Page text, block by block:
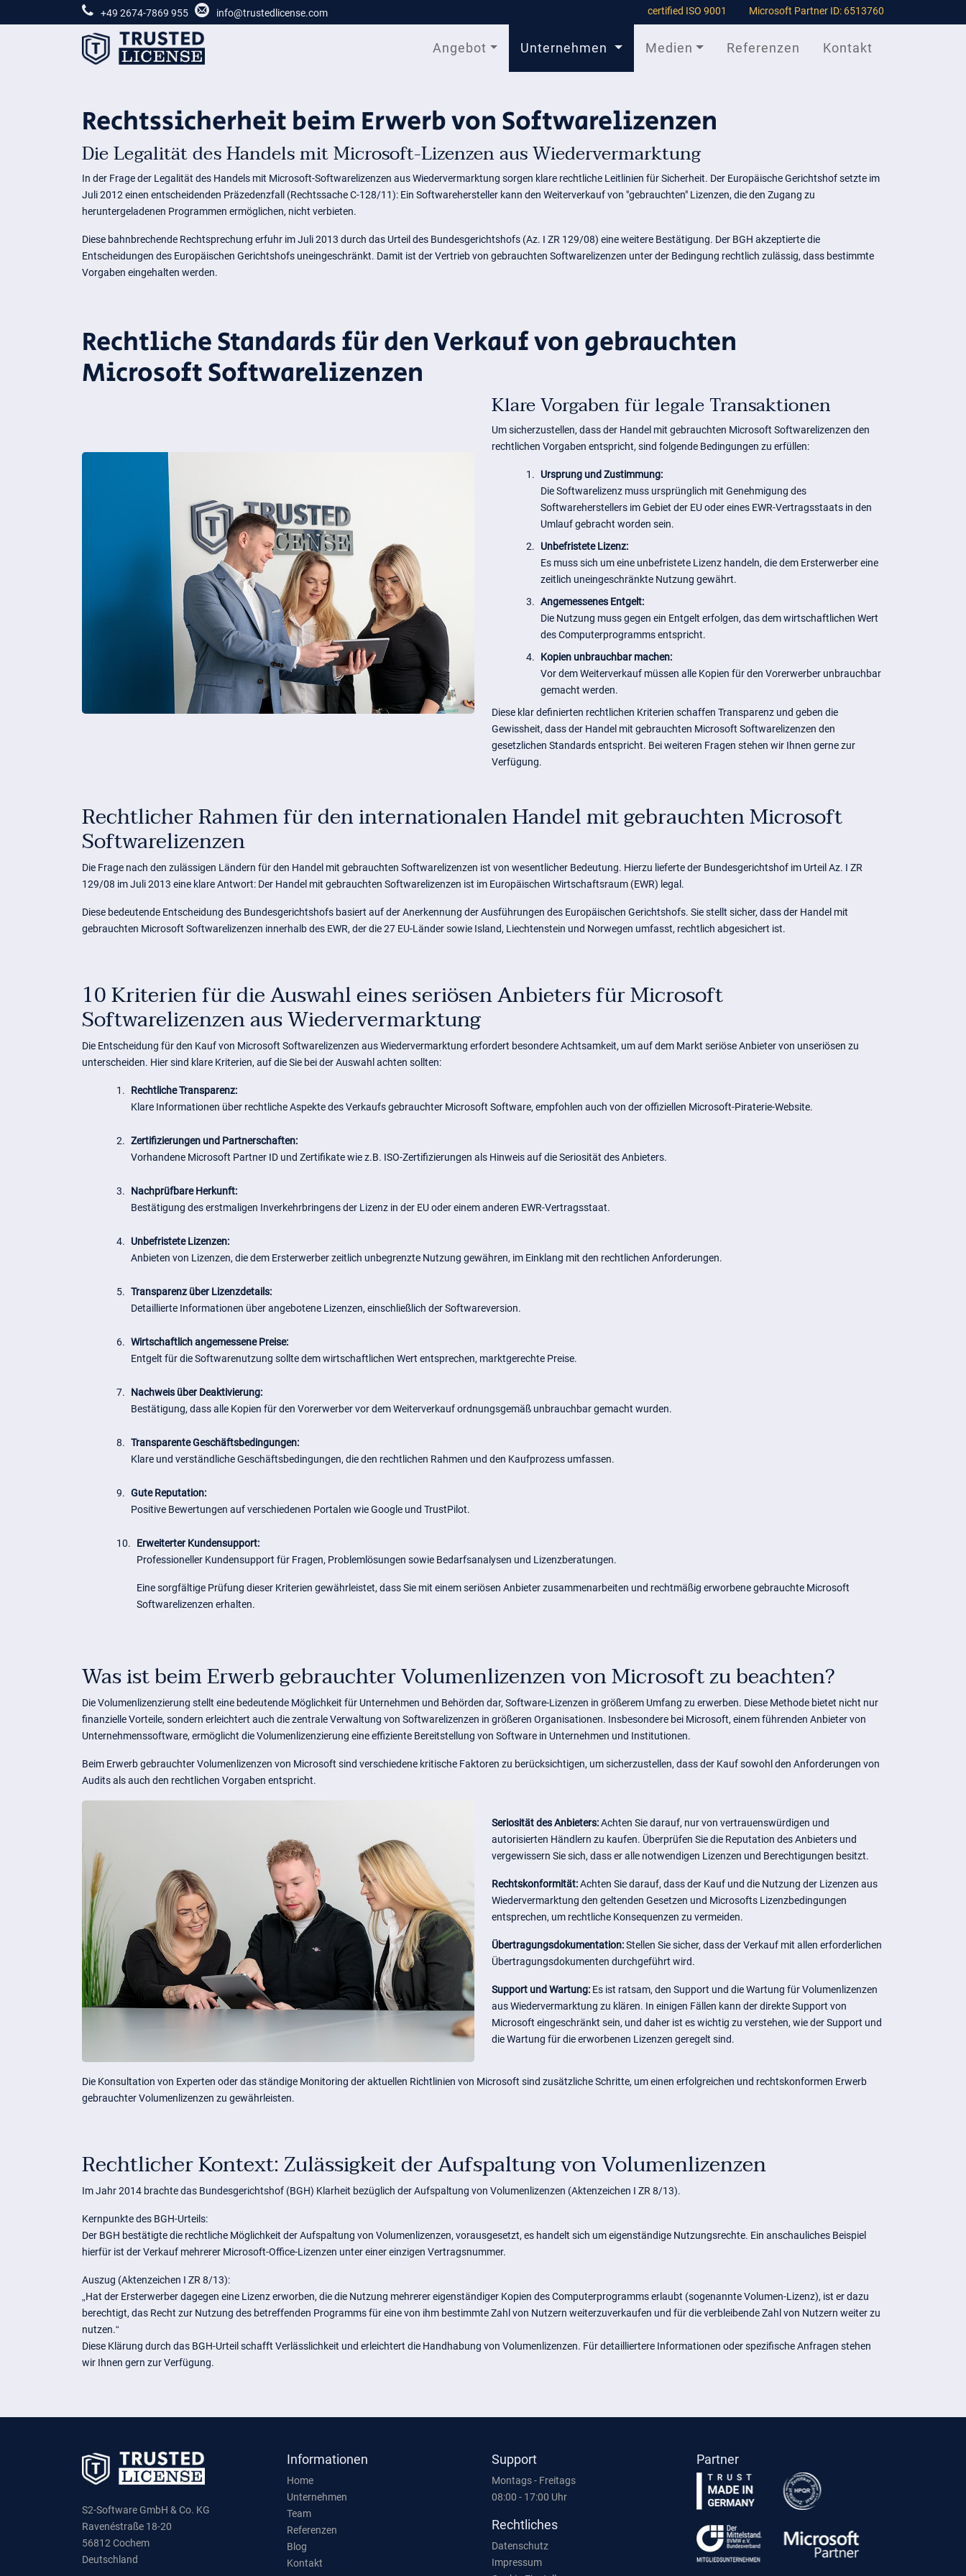
+49 2674-7869 955 info@trustedlicense.com certified ISO 9001 Microsoft Partner ID: 6513760
Angebot Unternehmen Medien Referenzen Kontakt
Rechtssicherheit beim Erwerb von Softwarelizenzen
Die Legalität des Handels mit Microsoft-Lizenzen aus Wiedervermarktung
In der Frage der Legalität des Handels mit Microsoft-Softwarelizenzen aus Wiedervermarktung sorgen klare rechtliche Leitlinien für Sicherheit. Der Europäische Gerichtshof setzte im
Juli 2012 einen entscheidenden Präzedenzfall (Rechtssache C-128/11): Ein Softwarehersteller kann den Weiterverkauf von "gebrauchten" Lizenzen, die den Zugang zu
heruntergeladenen Programmen ermöglichen, nicht verbieten.
Diese bahnbrechende Rechtsprechung erfuhr im Juli 2013 durch das Urteil des Bundesgerichtshofs (Az. I ZR 129/08) eine weitere Bestätigung. Der BGH akzeptierte die
Entscheidungen des Europäischen Gerichtshofs uneingeschränkt. Damit ist der Vertrieb von gebrauchten Softwarelizenzen unter der Bedingung rechtlich zulässig, dass bestimmte
Vorgaben eingehalten werden.
Rechtliche Standards für den Verkauf von gebrauchten
Microsoft Softwarelizenzen
Klare Vorgaben für legale Transaktionen
Um sicherzustellen, dass der Handel mit gebrauchten Microsoft Softwarelizenzen den
rechtlichen Vorgaben entspricht, sind folgende Bedingungen zu erfüllen:
1. Ursprung und Zustimmung:
Die Softwarelizenz muss ursprünglich mit Genehmigung des
Softwareherstellers im Gebiet der EU oder eines EWR-Vertragsstaats in den
Umlauf gebracht worden sein.
2. Unbefristete Lizenz:
Es muss sich um eine unbefristete Lizenz handeln, die dem Ersterwerber eine
zeitlich uneingeschränkte Nutzung gewährt.
3. Angemessenes Entgelt:
Die Nutzung muss gegen ein Entgelt erfolgen, das dem wirtschaftlichen Wert
des Computerprogramms entspricht.
4. Kopien unbrauchbar machen:
Vor dem Weiterverkauf müssen alle Kopien für den Vorerwerber unbrauchbar
gemacht werden.
Diese klar definierten rechtlichen Kriterien schaffen Transparenz und geben die
Gewissheit, dass der Handel mit gebrauchten Microsoft Softwarelizenzen den
gesetzlichen Standards entspricht. Bei weiteren Fragen stehen wir Ihnen gerne zur
Verfügung.
Rechtlicher Rahmen für den internationalen Handel mit gebrauchten Microsoft
Softwarelizenzen
Die Frage nach den zulässigen Ländern für den Handel mit gebrauchten Softwarelizenzen ist von wesentlicher Bedeutung. Hierzu lieferte der Bundesgerichtshof im Urteil Az. I ZR
129/08 im Juli 2013 eine klare Antwort: Der Handel mit gebrauchten Softwarelizenzen ist im Europäischen Wirtschaftsraum (EWR) legal.
Diese bedeutende Entscheidung des Bundesgerichtshofs basiert auf der Anerkennung der Ausführungen des Europäischen Gerichtshofs. Sie stellt sicher, dass der Handel mit
gebrauchten Microsoft Softwarelizenzen innerhalb des EWR, der die 27 EU-Länder sowie Island, Liechtenstein und Norwegen umfasst, rechtlich abgesichert ist.
10 Kriterien für die Auswahl eines seriösen Anbieters für Microsoft
Softwarelizenzen aus Wiedervermarktung
Die Entscheidung für den Kauf von Microsoft Softwarelizenzen aus Wiedervermarktung erfordert besondere Achtsamkeit, um auf dem Markt seriöse Anbieter von unseriösen zu
unterscheiden. Hier sind klare Kriterien, auf die Sie bei der Auswahl achten sollten:
1. Rechtliche Transparenz:
Klare Informationen über rechtliche Aspekte des Verkaufs gebrauchter Microsoft Software, empfohlen auch von der offiziellen Microsoft-Piraterie-Website.
2. Zertifizierungen und Partnerschaften:
Vorhandene Microsoft Partner ID und Zertifikate wie z.B. ISO-Zertifizierungen als Hinweis auf die Seriosität des Anbieters.
3. Nachprüfbare Herkunft:
Bestätigung des erstmaligen Inverkehrbringens der Lizenz in der EU oder einem anderen EWR-Vertragsstaat.
4. Unbefristete Lizenzen:
Anbieten von Lizenzen, die dem Ersterwerber zeitlich unbegrenzte Nutzung gewähren, im Einklang mit den rechtlichen Anforderungen.
5. Transparenz über Lizenzdetails:
Detaillierte Informationen über angebotene Lizenzen, einschließlich der Softwareversion.
6. Wirtschaftlich angemessene Preise:
Entgelt für die Softwarenutzung sollte dem wirtschaftlichen Wert entsprechen, marktgerechte Preise.
7. Nachweis über Deaktivierung:
Bestätigung, dass alle Kopien für den Vorerwerber vor dem Weiterverkauf ordnungsgemäß unbrauchbar gemacht wurden.
8. Transparente Geschäftsbedingungen:
Klare und verständliche Geschäftsbedingungen, die den rechtlichen Rahmen und den Kaufprozess umfassen.
9. Gute Reputation:
Positive Bewertungen auf verschiedenen Portalen wie Google und TrustPilot.
10. Erweiterter Kundensupport:
Professioneller Kundensupport für Fragen, Problemlösungen sowie Bedarfsanalysen und Lizenzberatungen.
Eine sorgfältige Prüfung dieser Kriterien gewährleistet, dass Sie mit einem seriösen Anbieter zusammenarbeiten und rechtmäßig erworbene gebrauchte Microsoft
Softwarelizenzen erhalten.
Was ist beim Erwerb gebrauchter Volumenlizenzen von Microsoft zu beachten?
Die Volumenlizenzierung stellt eine bedeutende Möglichkeit für Unternehmen und Behörden dar, Software-Lizenzen in größerem Umfang zu erwerben. Diese Methode bietet nicht nur
finanzielle Vorteile, sondern erleichtert auch die zentrale Verwaltung von Softwarelizenzen in größeren Organisationen. Insbesondere bei Microsoft, einem führenden Anbieter von
Unternehmenssoftware, ermöglicht die Volumenlizenzierung eine effiziente Bereitstellung von Software in Unternehmen und Institutionen.
Beim Erwerb gebrauchter Volumenlizenzen von Microsoft sind verschiedene kritische Faktoren zu berücksichtigen, um sicherzustellen, dass der Kauf sowohl den Anforderungen von
Audits als auch den rechtlichen Vorgaben entspricht.
Seriosität des Anbieters:Achten Sie darauf, nur von vertrauenswürdigen und
autorisierten Händlern zu kaufen. Überprüfen Sie die Reputation des Anbieters und
vergewissern Sie sich, dass er alle notwendigen Lizenzen und Berechtigungen besitzt.
Rechtskonformität:Achten Sie darauf, dass der Kauf und die Nutzung der Lizenzen aus
Wiedervermarktung den geltenden Gesetzen und Microsofts Lizenzbedingungen
entsprechen, um rechtliche Konsequenzen zu vermeiden.
Übertragungsdokumentation:Stellen Sie sicher, dass der Verkauf mit allen erforderlichen
Übertragungsdokumenten durchgeführt wird.
Support und Wartung: Es ist ratsam, den Support und die Wartung für Volumenlizenzen
aus Wiedervermarktung zu klären. In einigen Fällen kann der direkte Support von
Microsoft eingeschränkt sein, und daher ist es wichtig zu verstehen, wie der Support und
die Wartung für die erworbenen Lizenzen geregelt sind.
Die Konsultation von Experten oder das ständige Monitoring der aktuellen Richtlinien von Microsoft sind zusätzliche Schritte, um einen erfolgreichen und rechtskonformen Erwerb
gebrauchter Volumenlizenzen zu gewährleisten.
Rechtlicher Kontext: Zulässigkeit der Aufspaltung von Volumenlizenzen
Im Jahr 2014 brachte das Bundesgerichtshof (BGH) Klarheit bezüglich der Aufspaltung von Volumenlizenzen (Aktenzeichen I ZR 8/13).
Kernpunkte des BGH-Urteils:
Der BGH bestätigte die rechtliche Möglichkeit der Aufspaltung von Volumenlizenzen, vorausgesetzt, es handelt sich um eigenständige Nutzungsrechte. Ein anschauliches Beispiel
hierfür ist der Verkauf mehrerer Microsoft-Office-Lizenzen unter einer einzigen Vertragsnummer.
Auszug (Aktenzeichen I ZR 8/13):
„Hat der Ersterwerber dagegen eine Lizenz erworben, die die Nutzung mehrerer eigenständiger Kopien des Computerprogramms erlaubt (sogenannte Volumen-Lizenz), ist er dazu
berechtigt, das Recht zur Nutzung des betreffenden Programms für eine von ihm bestimmte Zahl von Nutzern weiterzuverkaufen und für die verbleibende Zahl von Nutzern weiter zu
nutzen.“
Diese Klärung durch das BGH-Urteil schafft Verlässlichkeit und erleichtert die Handhabung von Volumenlizenzen. Für detailliertere Informationen oder spezifische Anfragen stehen
wir Ihnen gern zur Verfügung.
S2-Software GmbH & Co. KG
Ravenéstraße 18-20
56812 Cochem
Deutschland
Informationen
Home
Unternehmen
Team
Referenzen
Blog
Kontakt
Support
Montags - Freitags
08:00 - 17:00 Uhr
Rechtliches
Datenschutz
Impressum
Partner